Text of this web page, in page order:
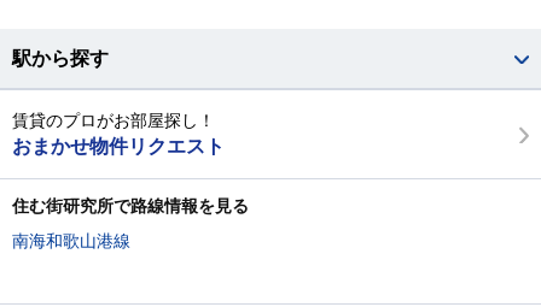
駅から探す
賃貸のプロがお部屋探し！
おまかせ物件リクエスト
住む街研究所で路線情報を見る
南海和歌山港線